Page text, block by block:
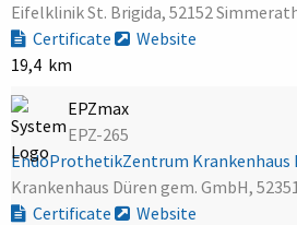
Eifelklinik St. Brigida, 52152
Certificate
Website
19,4 km
EPZmax
EPZ-265
EndoProthetikZentrum Krankenhaus
Krankenhaus Düren gem. GmbH,
Certificate
Website